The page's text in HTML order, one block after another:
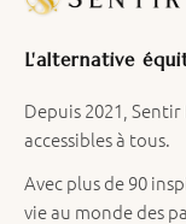
L'alternative
Depuis 2021,
accessibles à tous.
Avec plus de 90
vie au monde des